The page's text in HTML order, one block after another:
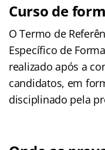
Curso de
O Termo de
Específico de
realizado após a
candidatos, em
disciplinado pela